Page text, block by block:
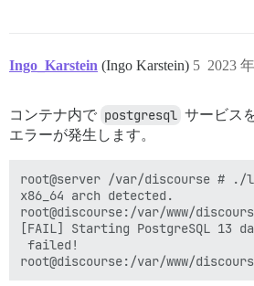
Ingo_Karstein (Ingo Karstein) 2023
5
コンテナ内で postgresql サービス
エラーが発生します。
root@server /var/discourse # ./
x86_64 arch detected.
root@discourse:/var/www/
[FAIL] Starting PostgreSQL 13
failed!